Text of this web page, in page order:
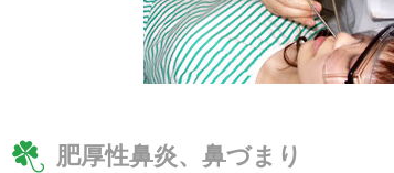
肥厚性鼻炎、鼻づまり